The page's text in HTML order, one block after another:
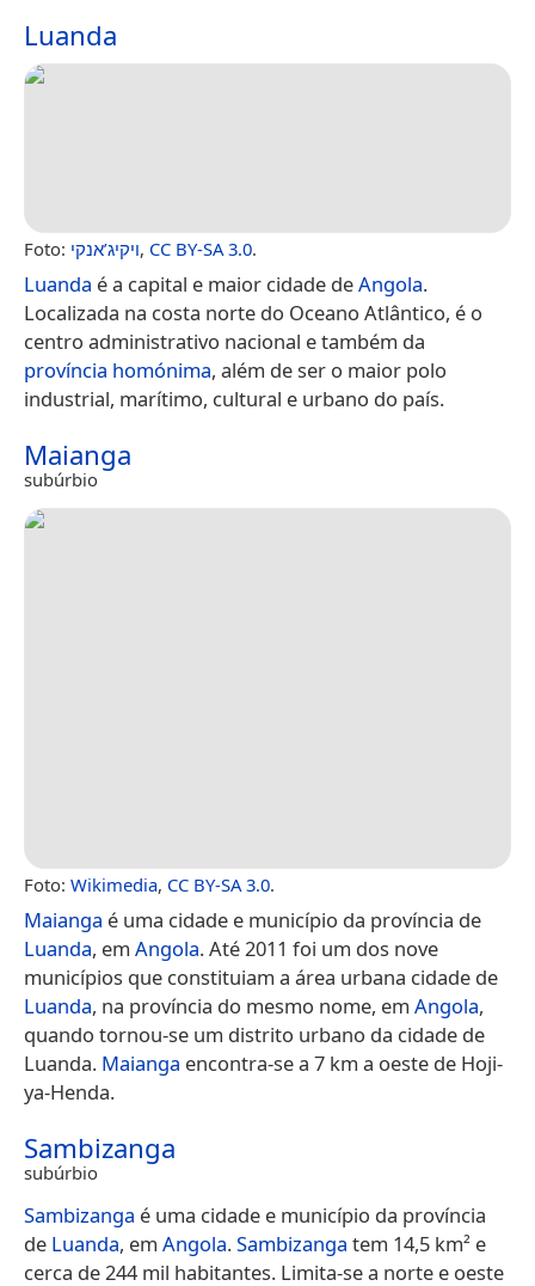
Luanda
Foto: ויקיג’אנקי, CC BY-SA 3.0.
Luanda é a capital e maior cidade deAngola.
Localizada na costa norte do Oceano Atlântico, é o
centro administrativo nacional e também da
província homónima, além de ser o maior polo
industrial, marítimo, cultural e urbano do país.
Maianga
subúrbio
Foto: Wikimedia, CC BY-SA 3.0.
Maianga é uma cidade e município da província de
Luanda, em Angola. Até 2011 foi um dos nove
municípios que constituiam a área urbana cidade de
Luanda, na província do mesmo nome, em Angola,
quando tornou-se um distrito urbano da cidade de
Luanda. Maianga encontra-se a 7 km a oeste de Hoji-
ya-Henda.
Sambizanga
subúrbio
Sambizanga é uma cidade e município da província
de Luanda, em Angola.Sambizanga tem 14,5 km² e
cerca de 244 mil habitantes. Limita-se a norte e oeste